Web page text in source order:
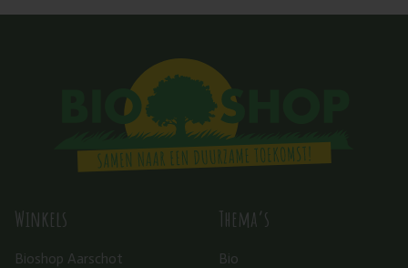
Winkels
Bioshop Aarschot
Thema’s
Bio